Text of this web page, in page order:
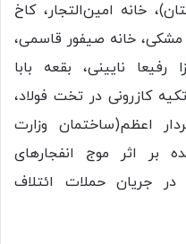
خانه امین‌التجار، کاخ
خانه صیفور قاسمی،
نایینی، بقعه بابا
کازرونی در تخت فولاد،
اعظم(ساختمان وزارت
بر اثر موج انفجارهای
در جریان حملات ائتلاف